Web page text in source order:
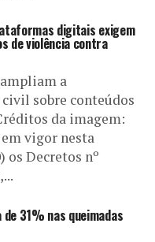
digitais exigem
de violência contra
a
sobre conteúdos
da imagem:
vigor nesta
os Decretos nº
31% nas queimadas